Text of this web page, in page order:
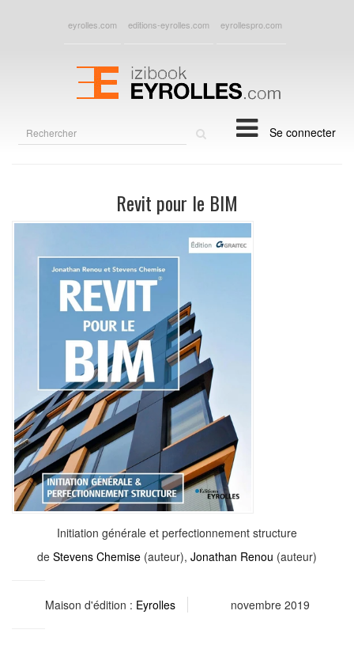
eyrolles.com editions-eyrolles.com eyrollespro.com
Se connecter
Revit pour le BIM
Initiation générale et perfectionnement structure
de Stevens Chemise (auteur), Jonathan Renou (auteur)
Maison d'édition : Eyrolles novembre 2019